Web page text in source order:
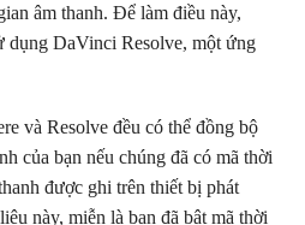
âm thanh. Để làm điều này,
dụng DaVinci Resolve, một ứng
và Resolve đều có thể đồng bộ
của bạn nếu chúng đã có mã thời
được ghi trên thiết bị phát
này, miễn là bạn đã bật mã thời